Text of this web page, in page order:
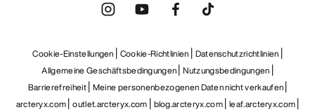
Cookie-Einstellungen Cookie-Richtlinien Datenschutzrichtlinien
Allgemeine Geschäftsbedingungen Nutzungsbedingungen
Barrierefreiheit Meine personenbezogenen Daten nicht verkaufen
arcteryx.com outlet.arcteryx.com blog.arcteryx.com leaf.arcteryx.com